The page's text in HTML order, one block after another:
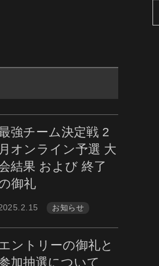
強チーム決定戦 2
月オンライン予選 大
結果 および 終了
御礼
お知らせ
ントリーの御礼と
加抽選について